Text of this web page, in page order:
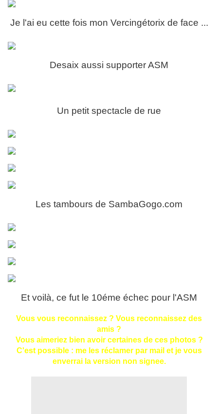
Je l'ai eu cette fois mon Vercingétorix de face ...
Desaix aussi supporter ASM
Un petit spectacle de rue
Les tambours de SambaGogo.com
Et voilà, ce fut le 10éme échec pour l'ASM
Vous vous reconnaissez ? Vous reconnaissez des
amis ?
Vous aimeriez bien avoir certaines de ces photos ?
C'est possible : me les réclamer par mail et je vous
enverrai la version non signee.